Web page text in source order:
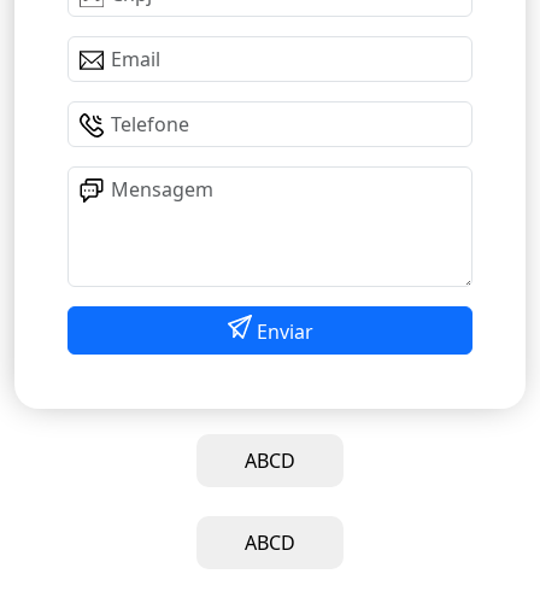
Enviar
ABCD
ABCD